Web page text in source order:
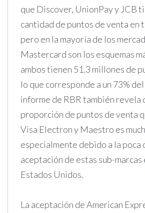
que Discover, UnionPay y JCB
cantidad de puntos de venta en
pero en la mayoría de los
Mastercard son los esquemas
ambos tienen 51.3 millones de
lo que corresponde a un 73%
informe de RBR también revela
proporción de puntos de venta
Visa Electron y Maestro es
especialmente debido a la poca
aceptación de estas sub-marcas
Estados Unidos.
La aceptación de American